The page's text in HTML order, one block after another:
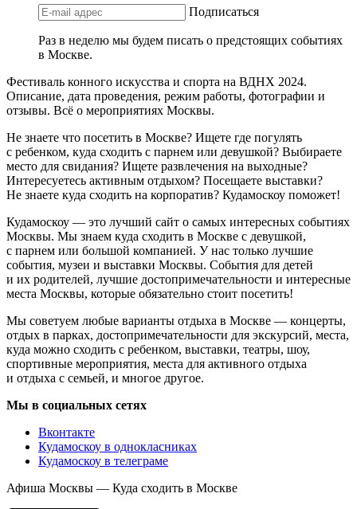
Подписаться
Раз в неделю мы будем писать о предстоящих событиях
в Москве.
Фестиваль конного искусства и спорта на ВДНХ 2024.
Описание, дата проведения, режим работы, фотографии и
отзывы. Всё о мероприятиях Москвы.
Не знаете что посетить в Москве? Ищете где погулять
с ребенком, куда сходить с парнем или девушкой? Выбираете
место для свидания? Ищете развлечения на выходные?
Интересуетесь активным отдыхом? Посещаете выставки?
Не знаете куда сходить на корпоратив? Кудамоскоу поможет!
Кудамоскоу — это лучший сайт о самых интересных событиях
Москвы. Мы знаем куда сходить в Москве с девушкой,
с парнем или большой компанией. У нас только лучшие
события, музеи и выставки Москвы. События для детей
и их родителей, лучшие достопримечательности и интересные
места Москвы, которые обязательно стоит посетить!
Мы советуем любые варианты отдыха в Москве — концерты,
отдых в парках, достопримечательности для экскурсий, места,
куда можно сходить с ребенком, выставки, театры, шоу,
спортивные мероприятия, места для активного отдыха
и отдыха с семьей, и многое другое.
Мы в социальных сетях
Вконтакте
Кудамоскоу в однокласниках
Кудамоскоу в телеграме
Афиша Москвы — Куда сходить в Москве